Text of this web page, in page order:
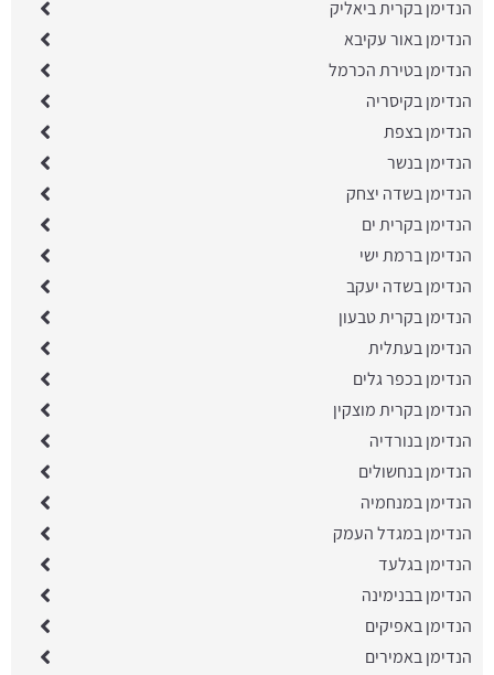
הנדימן בקרית ביאליק
הנדימן באור עקיבא
הנדימן בטירת הכרמל
הנדימן בקיסריה
הנדימן בצפת
הנדימן בנשר
הנדימן בשדה יצחק
הנדימן בקרית ים
הנדימן ברמת ישי
הנדימן בשדה יעקב
הנדימן בקרית טבעון
הנדימן בעתלית
הנדימן בכפר גלים
הנדימן בקרית מוצקין
הנדימן בנורדיה
הנדימן בנחשולים
הנדימן במנחמיה
הנדימן במגדל העמק
הנדימן בגלעד
הנדימן בבנימינה
הנדימן באפיקים
הנדימן באמירים